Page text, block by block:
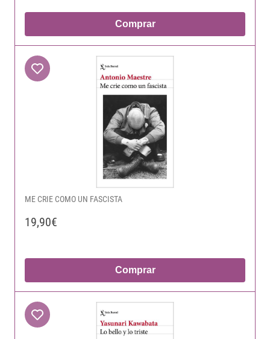
Comprar
ME CRIE COMO UN FASCISTA
19,90€
Comprar